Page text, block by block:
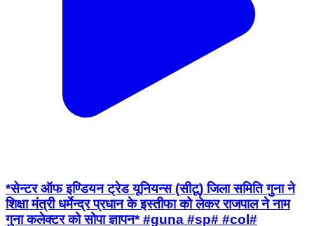
*सेन्टर ऑफ इण्डियन ट्रेड यूनियन्स (सीटू) जिला समिति गुना ने
शिक्षा मंत्री धर्मेन्द्र प्रधान के इस्तीफा को लेकर राजपाल ने नाम
गुना कलेक्टर को सोपा ज्ञापन* #guna #sp# #col#